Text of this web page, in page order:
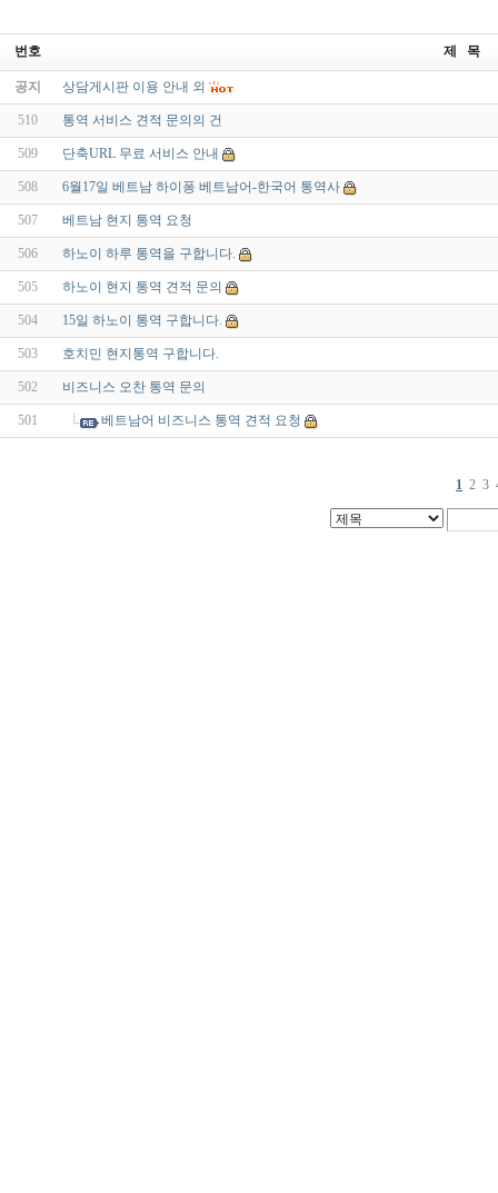
번호 제 목
공지 상담게시판 이용 안내 외
510 통역 서비스 견적 문의의 건
509 단축URL 무료 서비스 안내
508 6월17일 베트남 하이퐁 베트남어-한국어 통역사
507 베트남 현지 통역 요청
506 하노이 하루 통역을 구합니다.
505 하노이 현지 통역 견적 문의
504 15일 하노이 통역 구합니다.
503 호치민 현지통역 구합니다.
502 비즈니스 오찬 통역 문의
501 베트남어 비즈니스 통역 견적 요청
1 2 3